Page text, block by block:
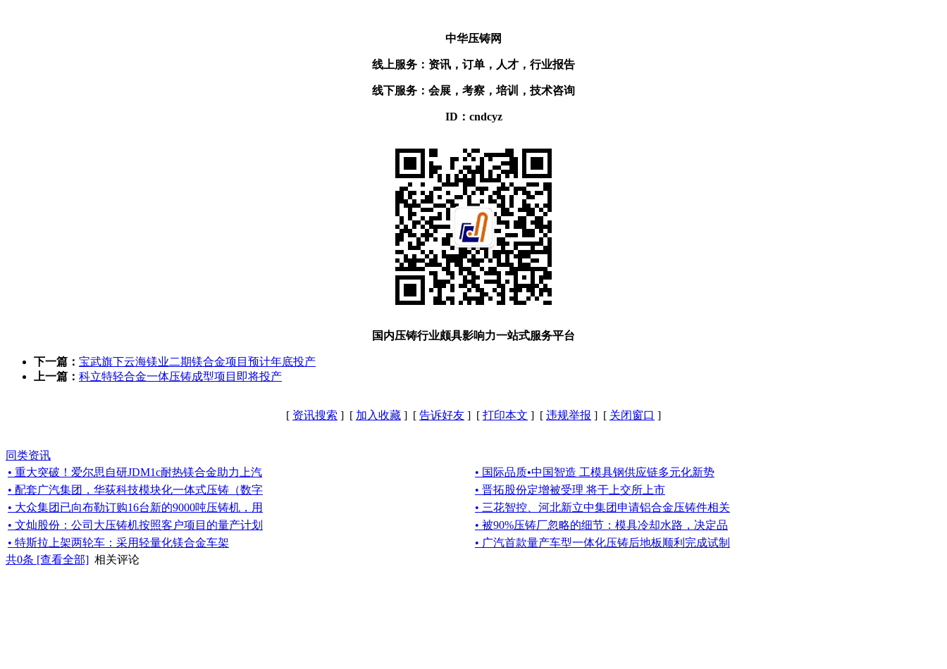
中华压铸网
线上服务：资讯，订单，人才，行业报告
线下服务：会展，考察，培训，技术咨询
ID：cndcyz
国内压铸行业颇具影响力一站式服务平台
下一篇： 宝武旗下云海镁业二期镁合金项目预计年底投产
上一篇： 科立特轻合金一体压铸成型项目即将投产
[ 资讯搜索 ] [ 加入收藏 ] [ 告诉好友 ] [ 打印本文 ] [ 违规举报 ] [ 关闭窗口 ]
同类资讯
• 重大突破！爱尔思自研JDM1c耐热镁合金助力上汽
• 国际品质•中国智造 工模具钢供应链多元化新势
• 配套广汽集团，华荻科技模块化一体式压铸（数字
• 晋拓股份定增被受理 将于上交所上市
• 大众集团已向布勒订购16台新的9000吨压铸机，用
• 三花智控、河北新立中集团申请铝合金压铸件相关
• 文灿股份：公司大压铸机按照客户项目的量产计划
• 被90%压铸厂忽略的细节：模具冷却水路，决定品
• 特斯拉上架两轮车：采用轻量化镁合金车架
• 广汽首款量产车型一体化压铸后地板顺利完成试制
共0条 [查看全部] 相关评论